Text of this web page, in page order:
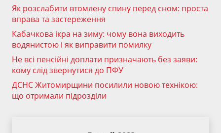
Як розслабити втомлену спину перед сном: проста
вправа та застереження
Кабачкова ікра на зиму: чому вона виходить
водянистою і як виправити помилку
Не всі пенсійні доплати призначають без заяви:
кому слід звернутися до ПФУ
ДСНС Житомирщини посилили новою технікою:
що отримали підрозділи